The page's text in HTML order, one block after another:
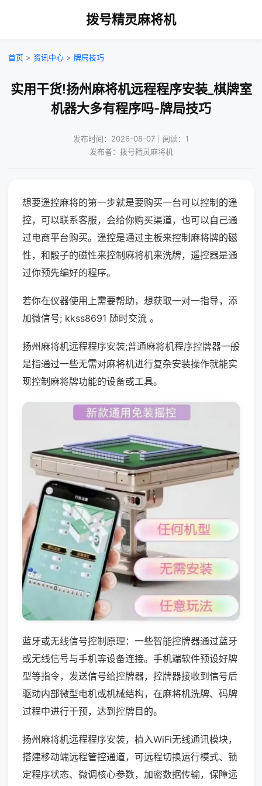
拨号精灵麻将机
首页 > 资讯中心 > 牌局技巧
实用干货!扬州麻将机远程程序安装_棋牌室
机器大多有程序吗-牌局技巧
发布时间：2026-08-07｜阅读：1
发布者：拨号精灵麻将机
想要遥控麻将的第一步就是要购买一台可以控制的遥
控，可以联系客服，会给你购买渠道，也可以自己通
过电商平台购买。遥控是通过主板来控制麻将牌的磁
性，和骰子的磁性来控制麻将机来洗牌，遥控器是通
过你预先编好的程序。
若你在仪器使用上需要帮助，想获取一对一指导，添
加微信号; kkss8691 随时交流 。
扬州麻将机远程程序安装;普通麻将机程序控牌器一般
是指通过一些无需对麻将机进行复杂安装操作就能实
现控制麻将牌功能的设备或工具。
蓝牙或无线信号控制原理：一些智能控牌器通过蓝牙
或无线信号与手机等设备连接。手机端软件预设好牌
型等指令，发送信号给控牌器，控牌器接收到信号后
驱动内部微型电机或机械结构，在麻将机洗牌、码牌
过程中进行干预，达到控牌目的。
扬州麻将机远程程序安装，植入WiFi无线通讯模块，
搭建移动端远程管控通道，可远程切换运行模式、锁
定程序状态、微调核心参数，加密数据传输，保障远